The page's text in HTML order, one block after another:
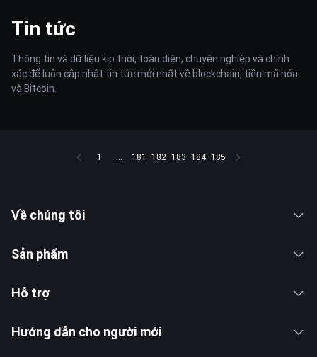
Tin tức
Thông tin và dữ liệu kịp thời, toàn diện, chuyên nghiệp và chính
xác để luôn cập nhật tin tức mới nhất về blockchain, tiền mã hóa
và Bitcoin.
1 ... 181 182 183 184 185
Về chúng tôi
Sản phẩm
Hỗ trợ
Hướng dẫn cho người mới